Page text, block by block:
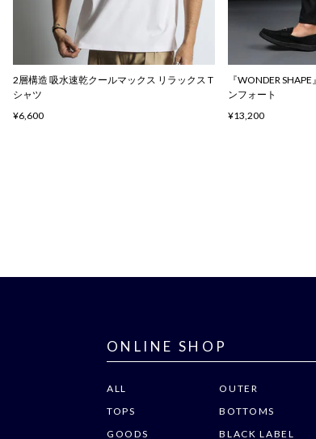
2層構造 吸水速乾クールマックス リラックス T
シャツ
¥6,600
『WONDER
ンフォート
¥13,200
ONLINE SHOP
ALL
OUTER
TOPS
BOTTOMS
GOODS
BLACK LABEL